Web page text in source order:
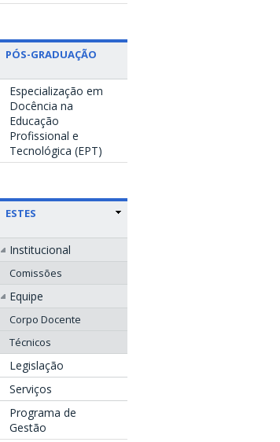
PÓS-GRADUAÇÃO
Especialização em
Docência na
Educação
Profissional e
Tecnológica (EPT)
ESTES
Institucional
Comissões
Equipe
Corpo Docente
Técnicos
Legislação
Serviços
Programa de
Gestão